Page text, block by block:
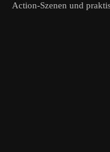
Action-Szenen und